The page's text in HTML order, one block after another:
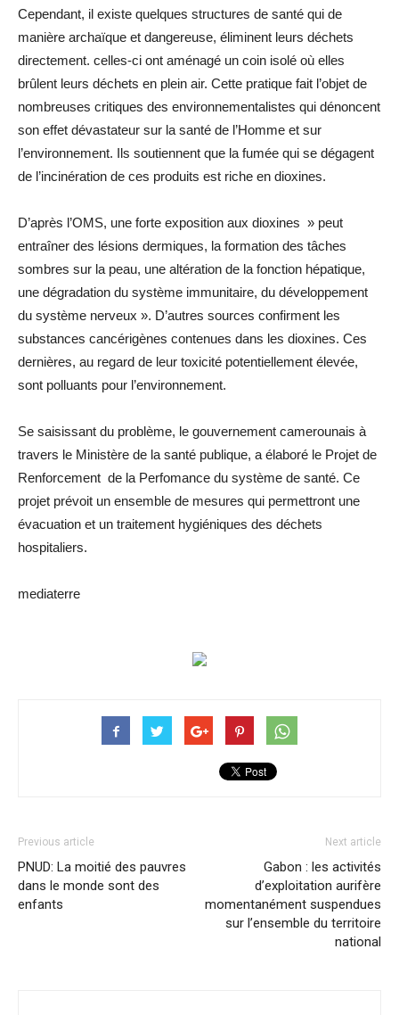
Cependant, il existe quelques structures de santé qui de
manière archaïque et dangereuse, éliminent leurs déchets
directement. celles-ci ont aménagé un coin isolé où elles
brûlent leurs déchets en plein air. Cette pratique fait l’objet de
nombreuses critiques des environnementalistes qui dénoncent
son effet dévastateur sur la santé de l’Homme et sur
l’environnement. Ils soutiennent que la fumée qui se dégagent
de l’incinération de ces produits est riche en dioxines.
D’après l’OMS, une forte exposition aux dioxines » peut
entraîner des lésions dermiques, la formation des tâches
sombres sur la peau, une altération de la fonction hépatique,
une dégradation du système immunitaire, du développement
du système nerveux ». D’autres sources confirment les
substances cancérigènes contenues dans les dioxines. Ces
dernières, au regard de leur toxicité potentiellement élevée,
sont polluants pour l’environnement.
Se saisissant du problème, le gouvernement camerounais à
travers le Ministère de la santé publique, a élaboré le Projet de
Renforcement de la Perfomance du système de santé. Ce
projet prévoit un ensemble de mesures qui permettront une
évacuation et un traitement hygiéniques des déchets
hospitaliers.
mediaterre
Previous article
PNUD: La moitié des pauvres
dans le monde sont des
enfants
Next article
Gabon : les activités
d’exploitation aurifère
momentanément suspendues
sur l’ensemble du territoire
national